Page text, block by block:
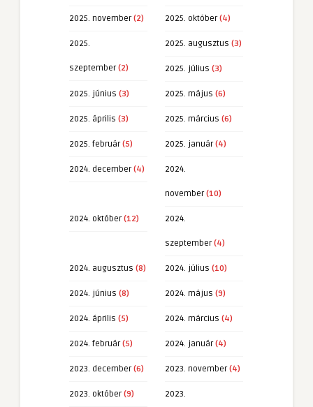
2025. november(2) 2025. október(4)
2025.
szeptember(2)
2025. augusztus (3)
2025. július (3)
2025. június (3) 2025. május (6)
2025. április (3) 2025. március (6)
2025. február(5) 2025. január(4)
2024. december(4) 2024.
november(10)
2024. október(12) 2024.
szeptember(4)
2024. augusztus (8) 2024. július (10)
2024. június (8) 2024. május (9)
2024. április (5) 2024. március (4)
2024. február(5) 2024. január(4)
2023. december(6) 2023. november(4)
2023. október(9) 2023.